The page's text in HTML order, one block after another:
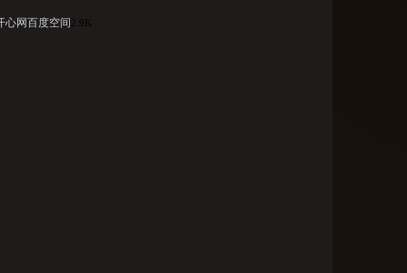
心网百度空间 2.9K